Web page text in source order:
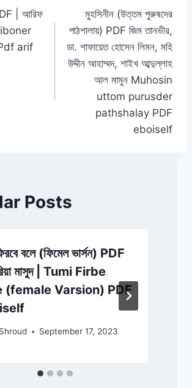
| আরিফ
arif
মুহসিনীন (উত্তম পুরুষদের
পাঠশালায়) PDF জিম তানভীর,
ডা. শাফায়েত হোসেন লিমন, মহি
উদ্দীন আহাম্মদ, শাইখ আব্দুল্লাহ
আল মামুন Muhosin
uttom purusder
pathshalay PDF
eboiself
Posts
বলে (ফিমেল ভার্সন) PDF
মাসুদ | Tumi Firbe
(female Varsion) PDF
September 17, 2023